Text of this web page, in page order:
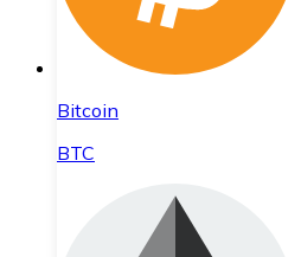
Bitcoin
BTC